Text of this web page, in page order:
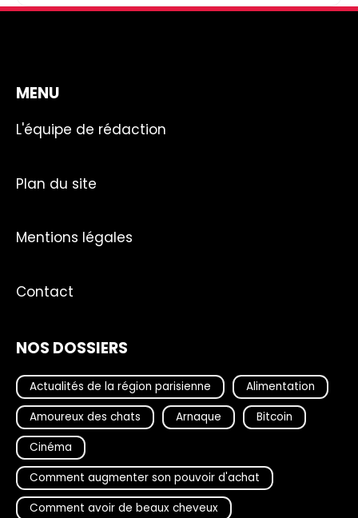
MENU
L'équipe de rédaction
Plan du site
Mentions légales
Contact
NOS DOSSIERS
Actualités de la région parisienne
Alimentation
Amoureux des chats
Arnaque
Bitcoin
Cinéma
Comment augmenter son pouvoir d'achat
Comment avoir de beaux cheveux